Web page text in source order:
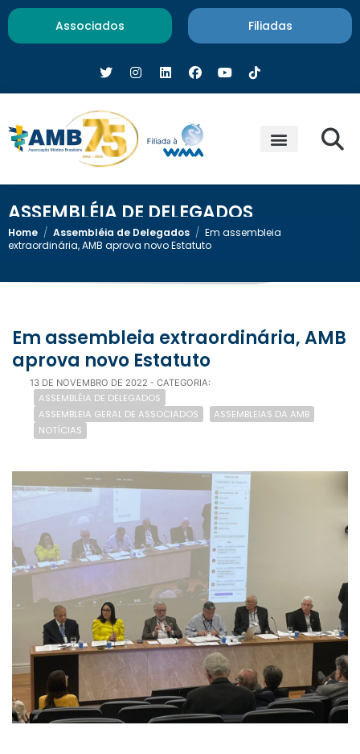
Associados Filiadas
ASSEMBLÉIA DE DELEGADOS
Home / Assembléia de Delegados / Em assembleia
extraordinária, AMB aprova novo Estatuto
Em assembleia extraordinária, AMB
aprova novo Estatuto
13 DE NOVEMBRO DE 2022 - CATEGORIA:
ASSEMBLÉIA DE DELEGADOS
ASSEMBLEIA GERAL DE ASSOCIADOS
ASSEMBLEIAS DA AMB
NOTÍCIAS